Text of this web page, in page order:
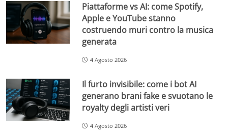
Piattaforme vs AI: come Spotify,
Apple e YouTube stanno
costruendo muri contro la musica
generata
4 Agosto 2026
Il furto invisibile: come i bot AI
generano brani fake e svuotano le
royalty degli artisti veri
4 Agosto 2026